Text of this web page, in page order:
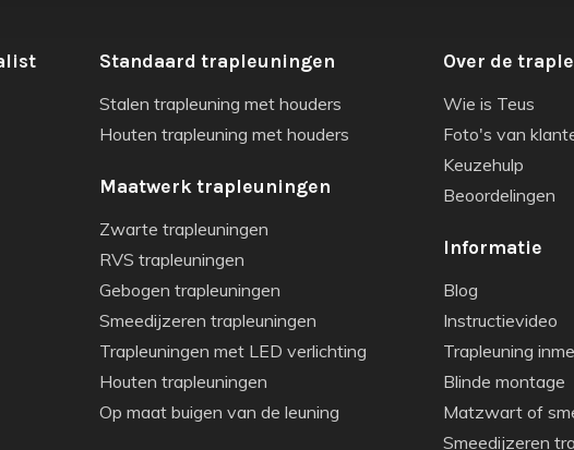
Standaard trapleuningen
Stalen trapleuning met houders
Houten trapleuning met houders
Maatwerk trapleuningen
Zwarte trapleuningen
RVS trapleuningen
Gebogen trapleuningen
Smeedijzeren trapleuningen
Trapleuningen met LED verlichting
Houten trapleuningen
Op maat buigen van de leuning
Over de
Wie is Teus
Foto's van
Keuzehulp
Beoordelingen
Informatie
Blog
Instructievideo
Trapleuning
Blinde montage
Matzwart of
Smeedijzeren